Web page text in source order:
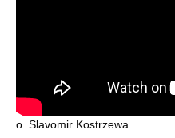
o. Slavomir Kostrzewa